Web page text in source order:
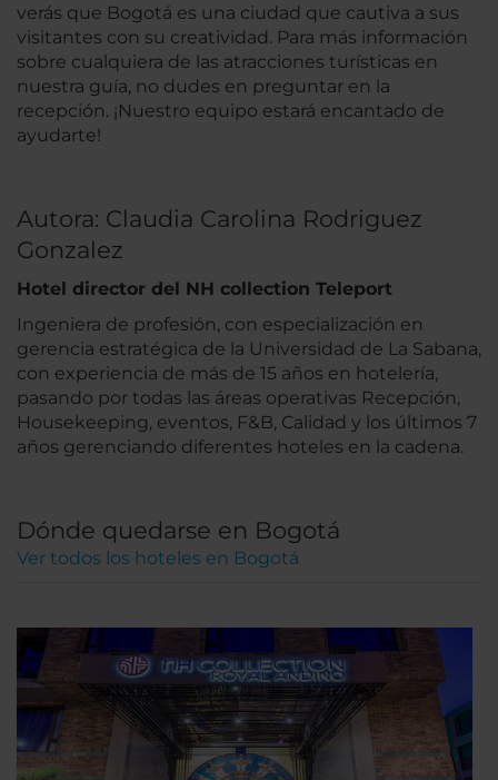
verás que Bogotá es una ciudad que cautiva a sus
visitantes con su creatividad. Para más información
sobre cualquiera de las atracciones turísticas en
nuestra guía, no dudes en preguntar en la
recepción. ¡Nuestro equipo estará encantado de
ayudarte!
Autora: Claudia Carolina Rodriguez
Gonzalez
Hotel director del NH collection Teleport
Ingeniera de profesión, con especialización en
gerencia estratégica de la Universidad de La Sabana,
con experiencia de más de 15 años en hotelería,
pasando por todas las áreas operativas Recepción,
Housekeeping, eventos, F&B, Calidad y los últimos 7
años gerenciando diferentes hoteles en la cadena.
Dónde quedarse en Bogotá
Ver todos los hoteles en Bogotá